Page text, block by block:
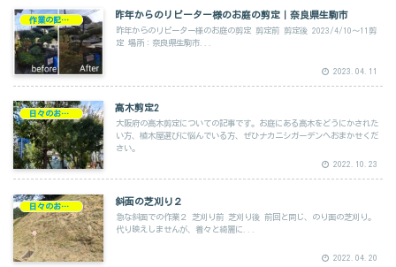
作業の記録剪定
昨年からのリピーター様のお庭の剪定｜奈良県生駒市
昨年からのリピーター様のお庭の剪定 剪定前 剪定後 2023/4/10～11剪
定 場所：奈良県生駒市...
2023.04.11
日々のお仕事
高木剪定2
大阪府の高木剪定についての記事です。お庭にある高木をどうにかされた
い方、植木屋選びに悩んでいる方、ぜひナカニシガーデンへおまかせくだ
さい。
2022.10.23
日々のお仕事
斜面の芝刈り２
急な斜面での作業２ 芝刈り前 芝刈り後 前回と同じ、のり面の芝刈り。
代り映えしませんが、着々と綺麗に...
2022.04.20